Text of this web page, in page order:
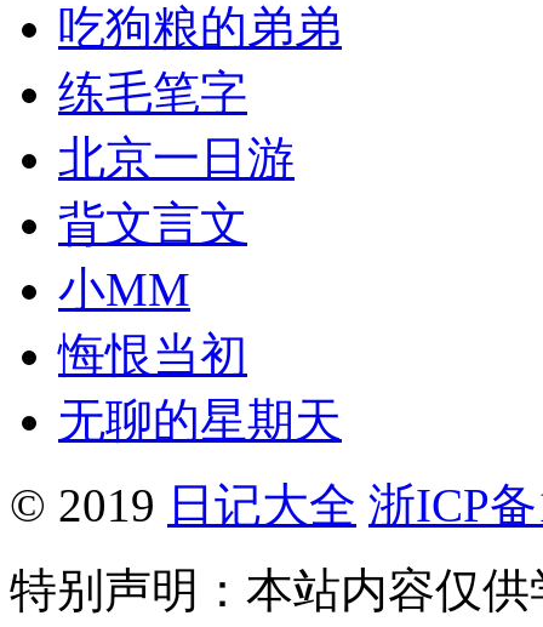
吃狗粮的弟弟
练毛笔字
北京一日游
背文言文
小MM
悔恨当初
无聊的星期天
© 2019 日记大全 浙ICP
特别声明：本站内容仅